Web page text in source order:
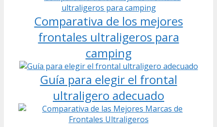
Comparativa de los mejores
frontales ultraligeros para
camping
Guía para elegir el frontal
ultraligero adecuado